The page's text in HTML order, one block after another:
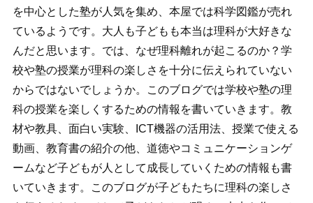
を中心とした塾が人気を集め、本屋では科学図鑑が売れ
ているようです。大人も子どもも本当は理科が大好きな
んだと思います。では、なぜ理科離れが起こるのか？学
校や塾の授業が理科の楽しさを十分に伝えられていない
からではないでしょうか。このブログでは学校や塾の理
科の授業を楽しくするための情報を書いていきます。教
材や教具、面白い実験、ICT機器の活用法、授業で使える
動画、教育書の紹介の他、道徳やコミュニケーションゲ
ームなど子どもが人として成長していくための情報も書
いていきます。このブログが子どもたちに理科の楽しさ